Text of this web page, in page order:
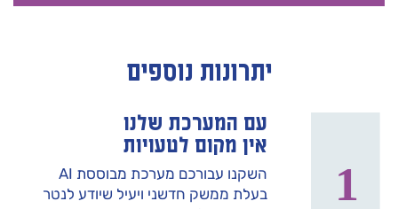
יתרונות נוספים
עם המערכת שלנו
אין מקום לטעויות
השקנו עבורכם מערכת מבוססת AI
בעלת ממשק חדשני ויעיל שיודע לנטר